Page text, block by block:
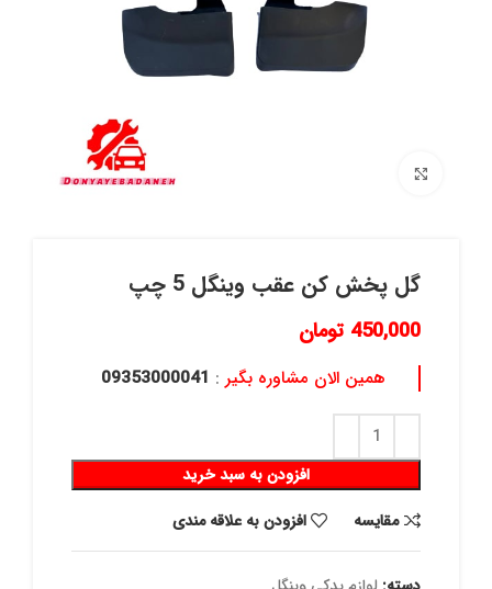
گل پخش کن عقب وینگل 5 چپ
450,000 تومان
همین الان مشاوره بگیر :
09353000041
افزودن به سبد خرید
مقايسه
افزودن به علاقه مندی